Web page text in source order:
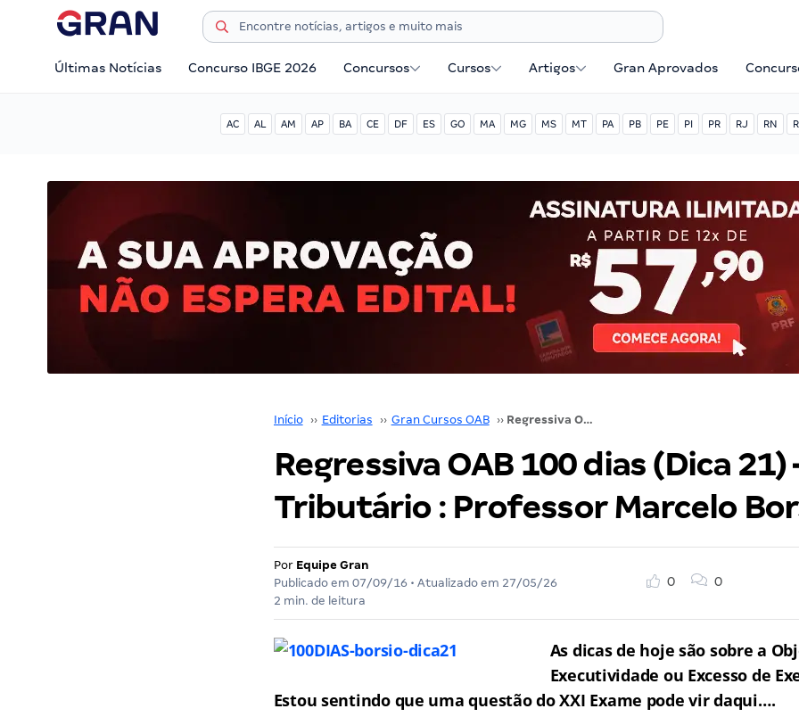
Últimas Notícias Concurso IBGE 2026 Concursos Cursos Artigos Gran Aprovados
AC AL AM AP BA CE DF ES GO MA MG MS MT PA PB PE PI PR RJ RN
Início ›› Editorias ›› Gran Cursos OAB ›› Regressiva OAB 100 dias (Dica 21) – Direito Tributário : Professor Marcelo Borsio
Regressiva OAB 100 dias (Dica
Tributário : Professor Marcelo
Por Equipe Gran
Publicado em 07/09/16 • Atualizado em 27/05/26
2 min. de leitura
0 0
As dicas de hoje são sobre a
Executividade ou Excesso de
Estou sentindo que uma questão do XXI Exame pode vir daqui….